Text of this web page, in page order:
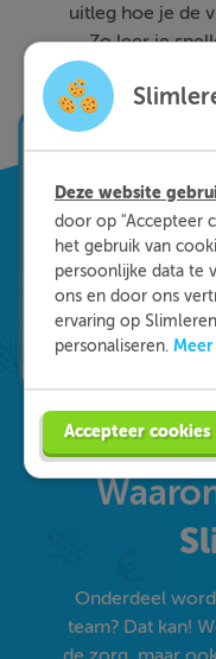
uitleg hoe je de
Zo leer je
Onderdeel
team? Dat kan!
Deze website
door op "Accepteer
het gebruik van
persoonlijke data te
ons en door ons
ervaring op
personaliseren. Meer
Accepteer cookies